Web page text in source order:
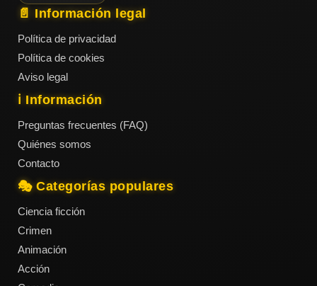
📄 Información legal
Política de privacidad
Política de cookies
Aviso legal
ℹ️ Información
Preguntas frecuentes (FAQ)
Quiénes somos
Contacto
🎭 Categorías populares
Ciencia ficción
Crimen
Animación
Acción